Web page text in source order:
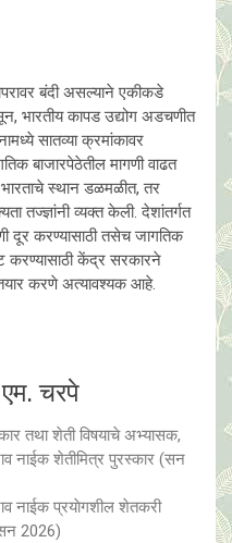
बंदी असल्याने एकीकडे
भारतीय कापड उद्योग अडचणीत
सातव्या क्रमांकावर
बाजारपेठेतील मागणी वाढत
स्थान डळमळीत, तर
तज्ज्ञांनी व्यक्त केली. देशांतर्गत
दूर करण्यासाठी तसेच जागतिक
करण्यासाठी केंद्र सरकारने
करणे अत्यावश्यक आहे.
चरपे
तथा शेती विषयाचे अभ्यासक,
नाईक शेतीमित्र पुरस्कार (सन
नाईक प्रयाेगशील शेतकरी
2026)